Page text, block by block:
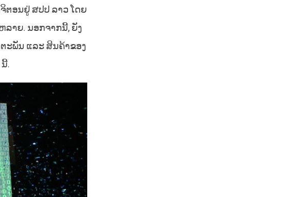
ຕອນຢູ່ ສປປ ລາວ ໂດຍ
າຍ. ນອກຈາກນີ້, ຍັງ
ະພັນ ແລະ ສິນຄ້າຂອງ
.